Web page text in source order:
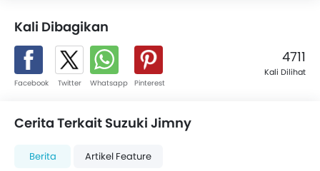
Kali Dibagikan
Facebook Twitter Whatsapp Pinterest
4711
Kali Dilihat
Cerita Terkait Suzuki Jimny
Berita Artikel Feature